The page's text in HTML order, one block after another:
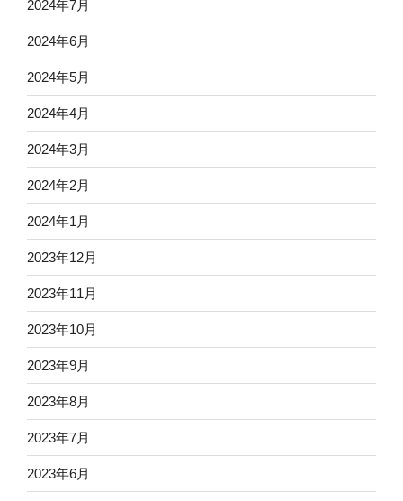
2024年7月
2024年6月
2024年5月
2024年4月
2024年3月
2024年2月
2024年1月
2023年12月
2023年11月
2023年10月
2023年9月
2023年8月
2023年7月
2023年6月